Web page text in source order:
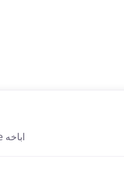
English-Ottoman Turkish language اباخه